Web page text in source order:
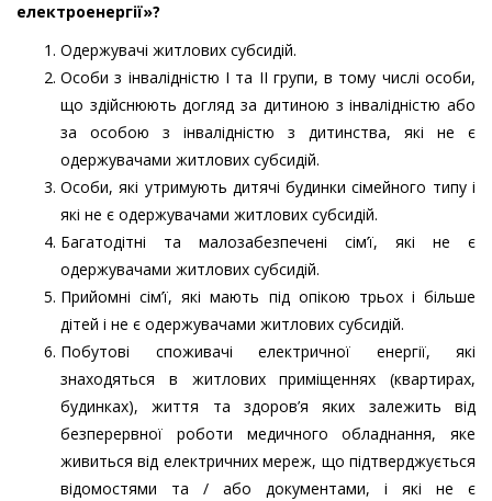
електроенергії»?
Одержувачі житлових субсидій.
Особи з інвалідністю І та ІІ групи, в тому числі особи,
що здійснюють догляд за дитиною з інвалідністю або
за особою з інвалідністю з дитинства, які не є
одержувачами житлових субсидій.
Особи, які утримують дитячі будинки сімейного типу і
які не є одержувачами житлових субсидій.
Багатодітні та малозабезпечені сім’ї, які не є
одержувачами житлових субсидій.
Прийомні сім’ї, які мають під опікою трьох і більше
дітей і не є одержувачами житлових субсидій.
Побутові споживачі електричної енергії, які
знаходяться в житлових приміщеннях (квартирах,
будинках), життя та здоров’я яких залежить від
безперервної роботи медичного обладнання, яке
живиться від електричних мереж, що підтверджується
відомостями та / або документами, і які не є